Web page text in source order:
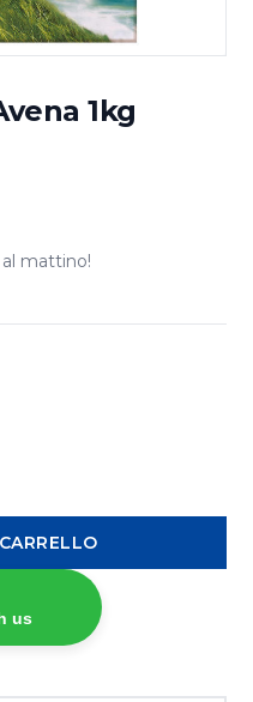
1kg
mattino!
us